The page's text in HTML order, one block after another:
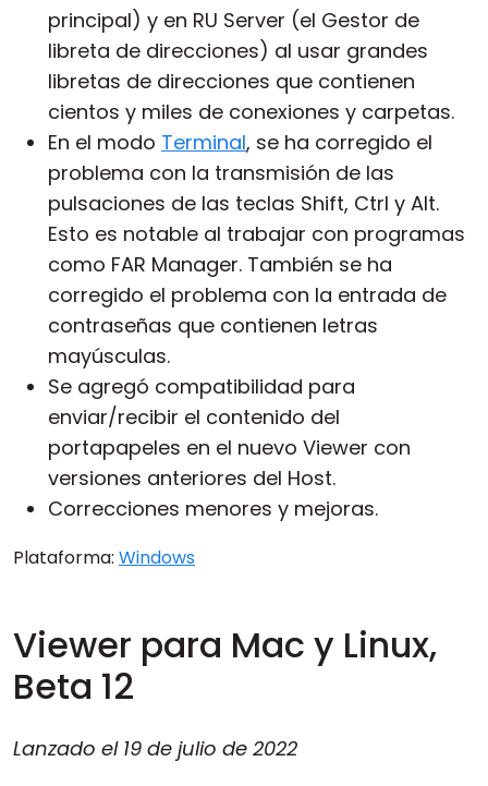
principal) y en RU Server (el Gestor de
libreta de direcciones) al usar grandes
libretas de direcciones que contienen
cientos y miles de conexiones y carpetas.
En el modo Terminal, se ha corregido el
problema con la transmisión de las
pulsaciones de las teclas Shift, Ctrl y Alt.
Esto es notable al trabajar con programas
como FAR Manager. También se ha
corregido el problema con la entrada de
contraseñas que contienen letras
mayúsculas.
Se agregó compatibilidad para
enviar/recibir el contenido del
portapapeles en el nuevo Viewer con
versiones anteriores del Host.
Correcciones menores y mejoras.
Plataforma: Windows
Viewer para Mac y Linux,
Beta 12
Lanzado el 19 de julio de 2022